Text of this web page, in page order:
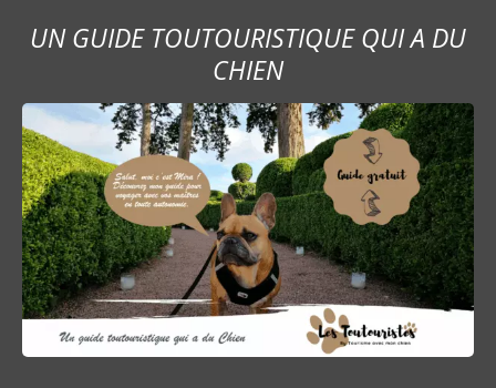
UN GUIDE TOUTOURISTIQUE QUI A DU
CHIEN